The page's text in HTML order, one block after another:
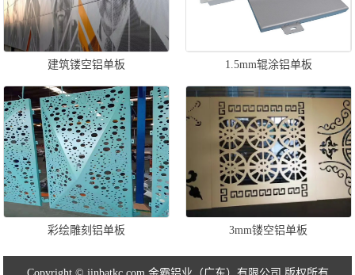
建筑镂空铝单板 1.5mm辊涂铝单板
彩绘雕刻铝单板 3mm镂空铝单板